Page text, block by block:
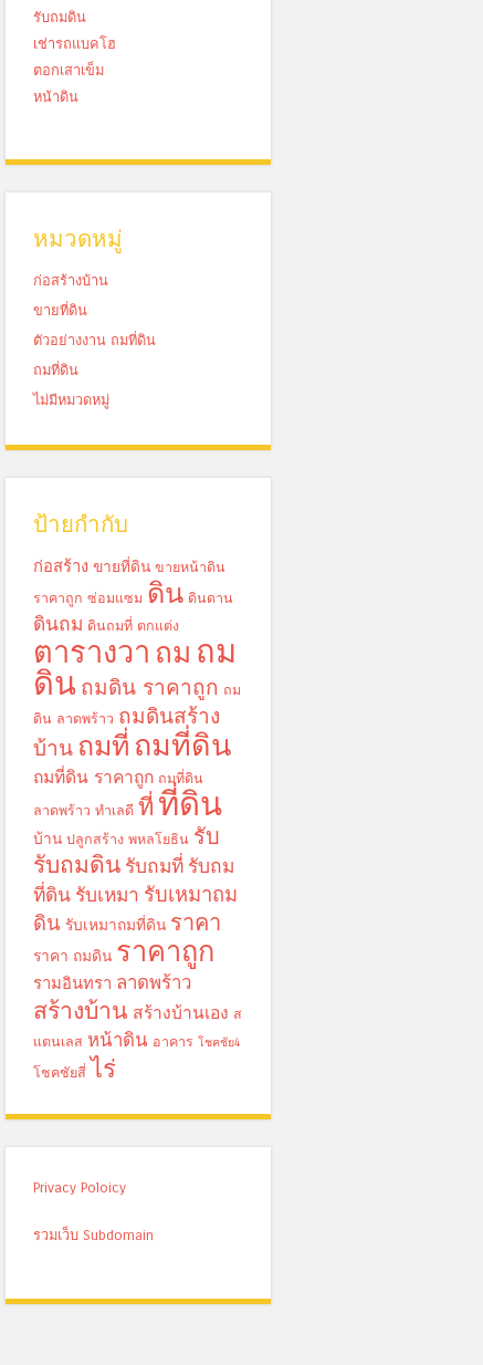
รับถมดิน
เช่ารถแบคโฮ
ตอกเสาเข็ม
หน้าดิน
หมวดหมู่
ก่อสร้างบ้าน
ขายที่ดิน
ตัวอย่างงาน ถมที่ดิน
ถมที่ดิน
ไม่มีหมวดหมู่
ป้ายกำกับ
ก่อสร้าง ขายที่ดิน ขายหน้าดิน
ราคาถูก ซ่อมแซม ดิน ดินดาน
ดินถม ดินถมที่ ตกแต่ง
ตารางวา ถม ถม
ดิน ถมดิน ราคาถูก ถม
ดิน ลาดพร้าว ถมดินสร้าง
บ้าน ถมที่ ถมที่ดิน
ถมที่ดิน ราคาถูก ถมที่ดิน
ลาดพร้าว ทำเลดี ที่ ที่ดิน
บ้าน ปลูกสร้าง พหลโยธิน รับ
รับถมดิน รับถมที่ รับถม
ที่ดิน รับเหมา รับเหมาถม
ดิน รับเหมาถมที่ดิน ราคา
ราคา ถมดิน ราคาถูก
รามอินทรา ลาดพร้าว
สร้างบ้าน สร้างบ้านเอง ส
แตนเลส หน้าดิน อาคาร โชคชัย4
โชคชัยสี่ ไร่
Privacy Poloicy
รวมเว็บ Subdomain